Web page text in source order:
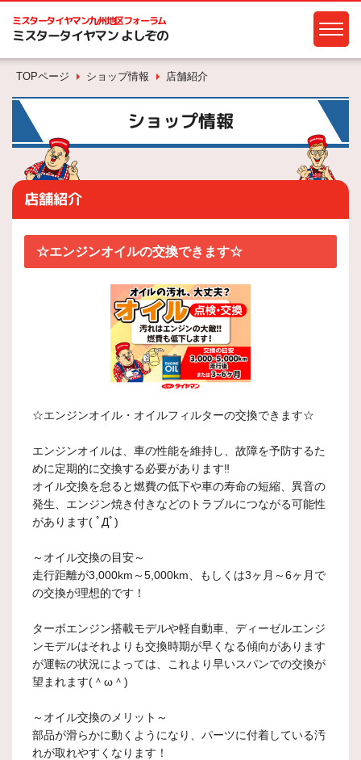
ミスタータイヤマン九州地区フォーラム
ミスタータイヤマン よしぞの
TOPページ ショップ情報 店舗紹介
ショップ情報
店舗紹介
☆エンジンオイルの交換できます☆
☆エンジンオイル・オイルフィルターの交換できます☆
エンジンオイルは、車の性能を維持し、故障を予防するた
めに定期的に交換する必要があります‼
オイル交換を怠ると燃費の低下や車の寿命の短縮、異音の
発生、エンジン焼き付きなどのトラブルにつながる可能性
があります( ﾟДﾟ)
～オイル交換の目安～
走行距離が3,000km～5,000km、もしくは3ヶ月～6ヶ月で
の交換が理想的です！
ターボエンジン搭載モデルや軽自動車、ディーゼルエンジ
ンモデルはそれよりも交換時期が早くなる傾向があります
が運転の状況によっては、これより早いスパンでの交換が
望まれます(＾ω＾)
～オイル交換のメリット～
部品が滑らかに動くようになり、パーツに付着している汚
れが取れやすくなります！